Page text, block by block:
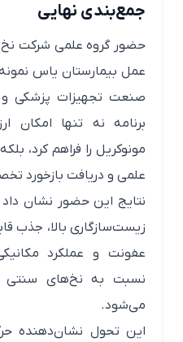
جمع‌بندی نهایی
حضور گروه علمی شرکت نخ
عمل بیمارستان یاس
صنعت تجهیزات پزشکی و
برنامه نه تنها امکان
مونوکریل را فراهم کرد،
علمی و دریافت بازخورد
نتایج این حضور نشان داد
زیست‌سازگاری بالا، جذب
عفونت و عملکرد مکانیکی
نسبت به نخ‌های سنتی
می‌شود.
این تحول نشان‌دهنده